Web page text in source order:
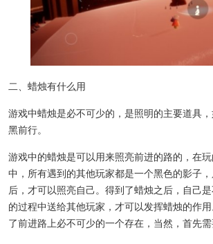
二、蜡烛有什么用
游戏中蜡烛是必不可少的，是照明的主要道具
黑前行。
游戏中的蜡烛是可以用来照亮前进的路的，在
中，所有遇到的其他玩家都是一个黑色的影子
后，才可以照亮自己。得到了蜡烛之后，自己
的过程中送给其他玩家，才可以发挥蜡烛的作
了前进路上必不可少的一个存在，当然，首先需